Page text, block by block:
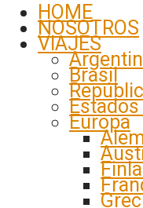
HOME
NOSOTROS
VIAJES
Brasil
Europa